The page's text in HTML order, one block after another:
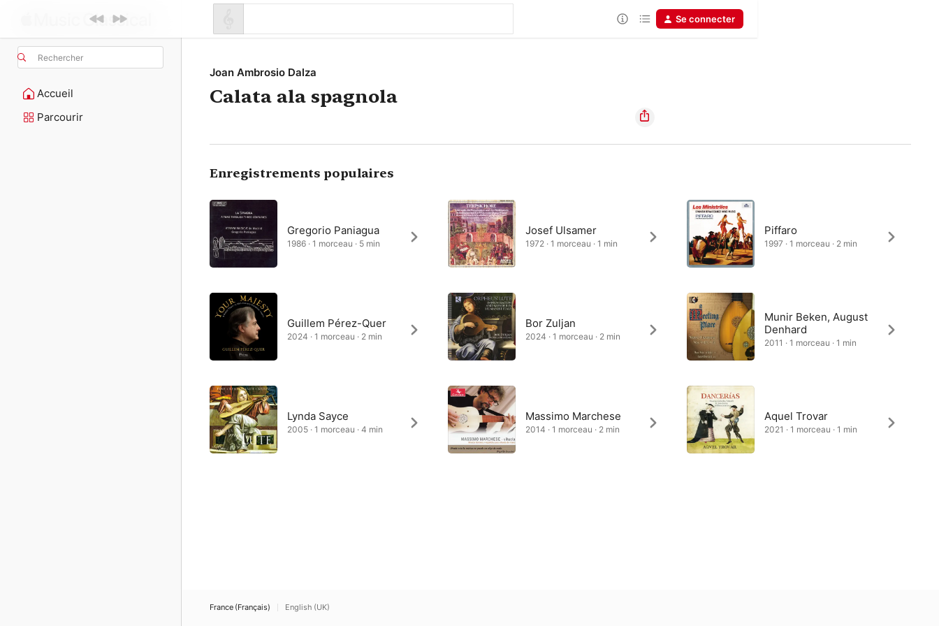
Rechercher
Accueil
Parcourir
Se connecter
Joan Ambrosio Dalza
Calata ala spagnola
Enregistrements populaires
Gregorio Paniagua
1986 · 1 morceau · 5 min
Guillem Pérez-Quer
2024 · 1 morceau · 2 min
Lynda Sayce
2005 · 1 morceau · 4 min
Josef Ulsamer
1972 · 1 morceau · 1 min
Bor Zuljan
2024 · 1 morceau · 2 min
Massimo Marchese
2014 · 1 morceau · 2 min
Piffaro
1997 · 1 morceau · 2 min
Munir Beken, August
Denhard
2011 · 1 morceau · 1 min
Aquel Trovar
2021 · 1 morceau · 1 min
France (Français) English (UK)